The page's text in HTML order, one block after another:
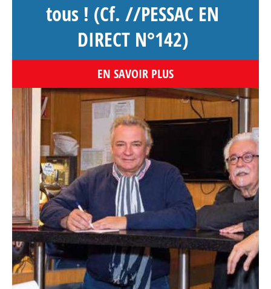
tous ! (Cf. //PESSAC EN
DIRECT N°142)
EN SAVOIR PLUS